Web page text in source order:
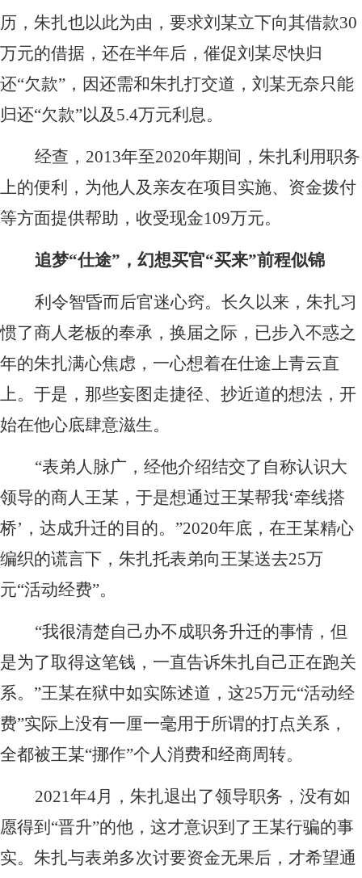
历，朱扎也以此为由，要求刘某立下向其借款30
万元的借据，还在半年后，催促刘某尽快归
还“欠款”，因还需和朱扎打交道，刘某无奈只能
归还“欠款”以及5.4万元利息。
经查，2013年至2020年期间，朱扎利用职务
上的便利，为他人及亲友在项目实施、资金拨付
等方面提供帮助，收受现金109万元。
追梦“仕途”，幻想买官“买来”前程似锦
利令智昏而后官迷心窍。长久以来，朱扎习
惯了商人老板的奉承，换届之际，已步入不惑之
年的朱扎满心焦虑，一心想着在仕途上青云直
上。于是，那些妄图走捷径、抄近道的想法，开
始在他心底肆意滋生。
“表弟人脉广，经他介绍结交了自称认识大
领导的商人王某，于是想通过王某帮我‘牵线搭
桥’，达成升迁的目的。”2020年底，在王某精心
编织的谎言下，朱扎托表弟向王某送去25万
元“活动经费”。
“我很清楚自己办不成职务升迁的事情，但
是为了取得这笔钱，一直告诉朱扎自己正在跑关
系。”王某在狱中如实陈述道，这25万元“活动经
费”实际上没有一厘一毫用于所谓的打点关系，
全都被王某“挪作”个人消费和经商周转。
2021年4月，朱扎退出了领导职务，没有如
愿得到“晋升”的他，这才意识到了王某行骗的事
实。朱扎与表弟多次讨要资金无果后，才希望通